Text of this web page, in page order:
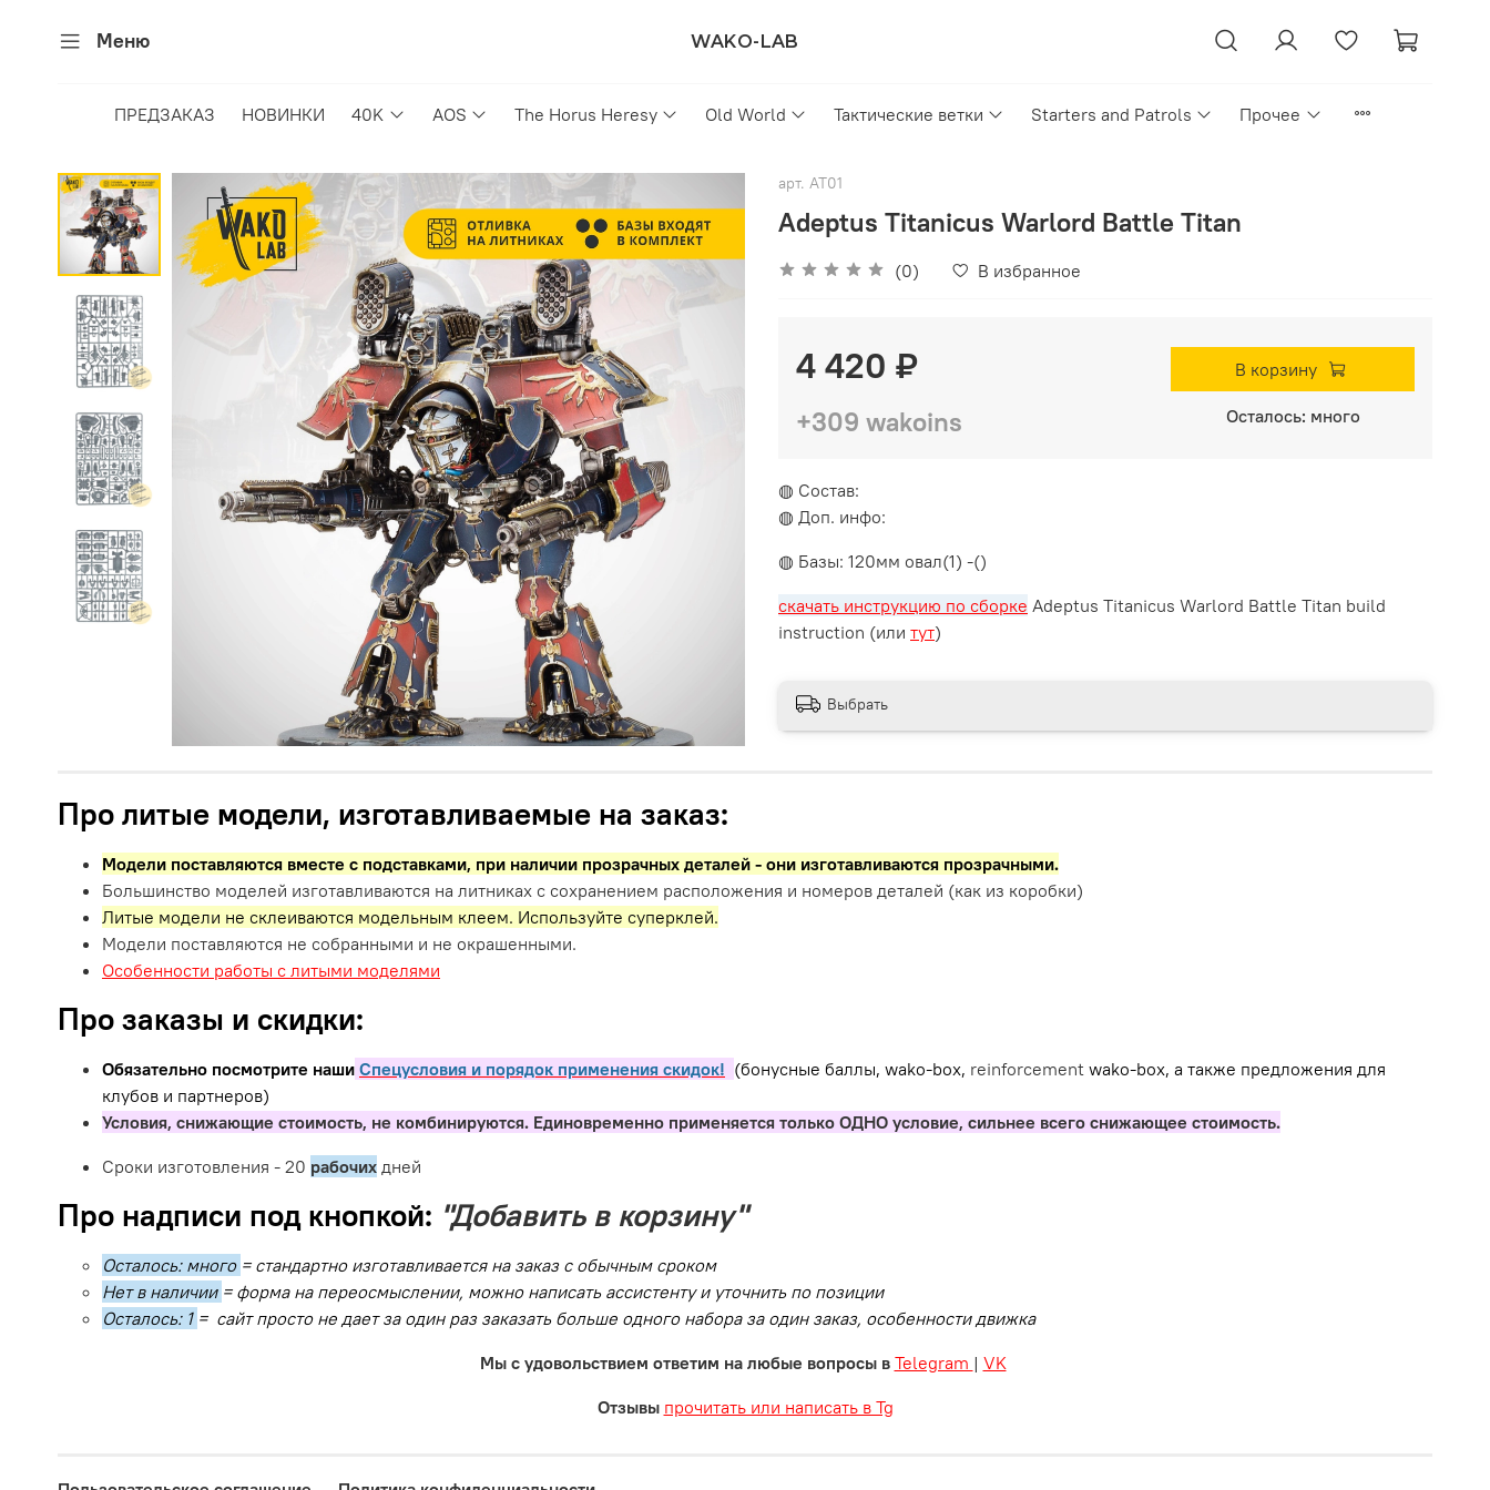
Меню WAKO-LAB
ПРЕДЗАКАЗ НОВИНКИ 40K AOS The Horus Heresy Old World Тактические ветки Starters and Patrols Прочее
арт. AT01
Adeptus Titanicus Warlord Battle Titan
(0) В избранное
4 420 ₽
+309 wakoins
В корзину
Осталось: много
◍ Состав:
◍ Доп. инфо:
◍ Базы: 120мм овал(1) -()
скачать инструкцию по сборке Adeptus Titanicus Warlord Battle Titan build
instruction (или тут)
Выбрать
Про литые модели, изготавливаемые на заказ:
Модели поставляются вместе с подставками, при наличии прозрачных деталей - они изготавливаются прозрачными.
Большинство моделей изготавливаются на литниках с сохранением расположения и номеров деталей (как из коробки)
Литые модели не склеиваются модельным клеем. Используйте суперклей.
Модели поставляются не собранными и не окрашенными.
Особенности работы с литыми моделями
Про заказы и скидки:
Обязательно посмотрите наши Спецусловия и порядок применения скидок! (бонусные баллы, wako-box, reinforcement wako-box, а также предложения для
клубов и партнеров)
Условия, снижающие стоимость, не комбинируются. Единовременно применяется только ОДНО условие, сильнее всего снижающее стоимость.
Сроки изготовления - 20 рабочих дней
Про надписи под кнопкой: "Добавить в корзину"
Осталось: много = стандартно изготавливается на заказ с обычным сроком
Нет в наличии = форма на переосмыслении, можно написать ассистенту и уточнить по позиции
Осталось: 1 = сайт просто не дает за один раз заказать больше одного набора за один заказ, особенности движка
Мы с удовольствием ответим на любые вопросы в Telegram | VK
Отзывы прочитать или написать в Tg